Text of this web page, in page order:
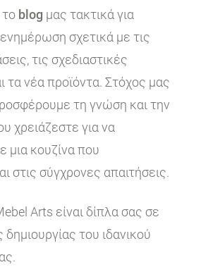
blog μας τακτικά για
σχετικά με τις
τις σχεδιαστικές
τα νέα προϊόντα. Στόχος μας
τη γνώση και την
χρειάζεστε για να
μια κουζίνα που
στις σύγχρονες απαιτήσεις.
Arts είναι δίπλα σας σε
του ιδανικού